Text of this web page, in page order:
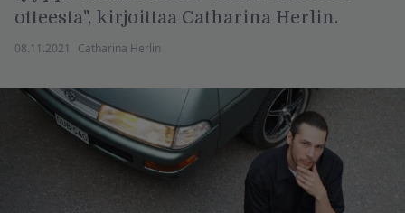
otteesta", kirjoittaa Catharina Herlin.
08.11.2021 Catharina Herlin